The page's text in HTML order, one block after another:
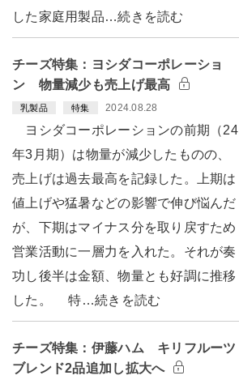
した家庭用製品…続きを読む
チーズ特集：ヨシダコーポレーショ
ン 物量減少も売上げ最高
乳製品 特集 2024.08.28
ヨシダコーポレーションの前期（24
年3月期）は物量が減少したものの、
売上げは過去最高を記録した。上期は
値上げや猛暑などの影響で伸び悩んだ
が、下期はマイナス分を取り戻すため
営業活動に一層力を入れた。それが奏
功し後半は金額、物量とも好調に推移
した。 特…続きを読む
チーズ特集：伊藤ハム キリフルーツ
ブレンド2品追加し拡大へ